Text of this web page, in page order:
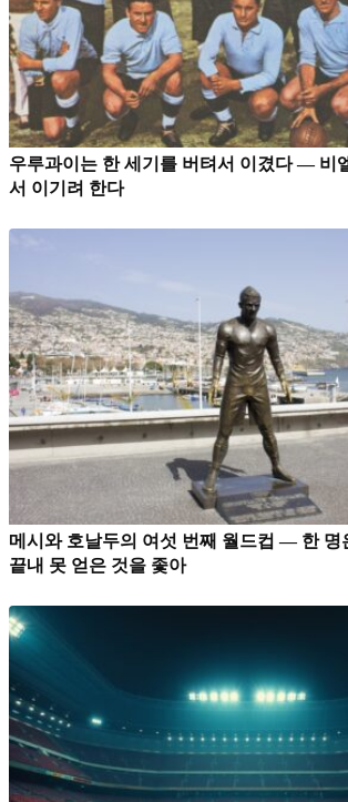
우루과이는 한 세기를 버텨서 이겼다 — 비
서 이기려 한다
메시와 호날두의 여섯 번째 월드컵 — 한 명
끝내 못 얻은 것을 좇아